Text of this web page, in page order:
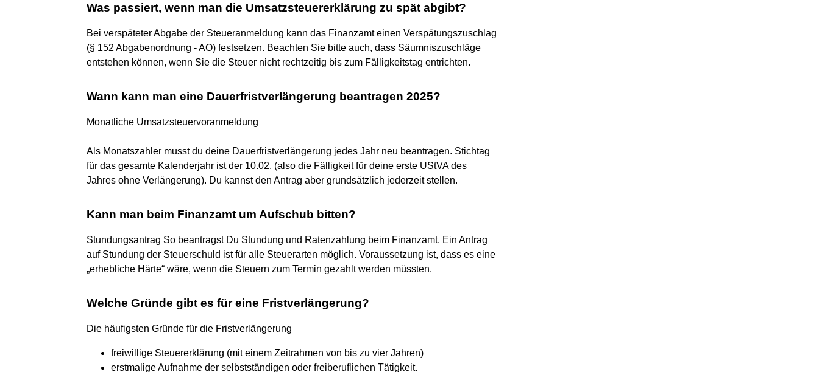
Was passiert, wenn man die Umsatzsteuererklärung zu spät abgibt?
Bei verspäteter Abgabe der Steueranmeldung kann das Finanzamt einen Verspätungszuschlag
(§ 152 Abgabenordnung - AO) festsetzen. Beachten Sie bitte auch, dass Säumniszuschläge
entstehen können, wenn Sie die Steuer nicht rechtzeitig bis zum Fälligkeitstag entrichten.
Wann kann man eine Dauerfristverlängerung beantragen 2025?
Monatliche Umsatzsteuervoranmeldung
Als Monatszahler musst du deine Dauerfristverlängerung jedes Jahr neu beantragen. Stichtag
für das gesamte Kalenderjahr ist der 10.02. (also die Fälligkeit für deine erste UStVA des
Jahres ohne Verlängerung). Du kannst den Antrag aber grundsätzlich jederzeit stellen.
Kann man beim Finanzamt um Aufschub bitten?
Stundungsantrag So beantragst Du Stundung und Ratenzahlung beim Finanzamt. Ein Antrag
auf Stundung der Steuerschuld ist für alle Steuerarten möglich. Voraussetzung ist, dass es eine
„erhebliche Härte“ wäre, wenn die Steuern zum Termin gezahlt werden müssten.
Welche Gründe gibt es für eine Fristverlängerung?
Die häufigsten Gründe für die Fristverlängerung
freiwillige Steuererklärung (mit einem Zeitrahmen von bis zu vier Jahren)
erstmalige Aufnahme der selbstständigen oder freiberuflichen Tätigkeit.